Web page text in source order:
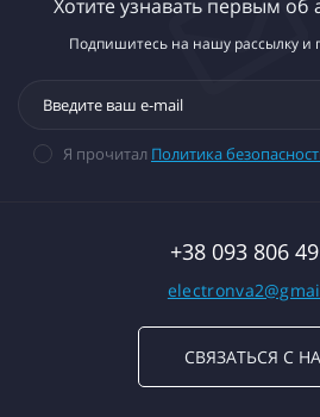
Хотите узнавать первым об
Подпишитесь на нашу рассылку и
Я прочитал Политика
+38 093 806
СВЯЗАТЬСЯ С